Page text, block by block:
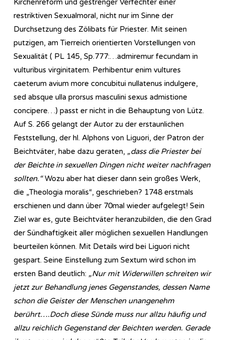
Kirchenreform und gestrenger Verfechter einer
restriktiven Sexualmoral, nicht nur im Sinne der
Durchsetzung des Zölibats für Priester. Mit seinen
putzigen, am Tierreich orientierten Vorstellungen von
Sexualität ( PL 145, Sp.777:…admiremur fecundam in
vulturibus virginitatem. Perhibentur enim vultures
caeterum avium more concubitui nullatenus indulgere,
sed absque ulla prorsus masculini sexus admistione
concipere…) passt er nicht in die Behauptung von Lütz.
Auf S. 266 gelangt der Autor zu der erstaunlichen
Feststellung, der hl. Alphons von Liguori, der Patron der
Beichtväter, habe dazu geraten, „dass die Priester bei
der Beichte in sexuellen Dingen nicht weiter nachfragen
sollten.“Wozu aber hat dieser dann sein großes Werk,
die „Theologia moralis“, geschrieben? 1748 erstmals
erschienen und dann über 70mal wieder aufgelegt! Sein
Ziel war es, gute Beichtväter heranzubilden, die den Grad
der Sündhaftigkeit aller möglichen sexuellen Handlungen
beurteilen können. Mit Details wird bei Liguori nicht
gespart. Seine Einstellung zum Sextum wird schon im
ersten Band deutlich: „Nur mit Widerwillen schreiten wir
jetzt zur Behandlung jenes Gegenstandes, dessen Name
schon die Geister der Menschen unangenehm
berührt….Doch diese Sünde muss nur allzu häufig und
allzu reichlich Gegenstand der Beichten werden. Gerade